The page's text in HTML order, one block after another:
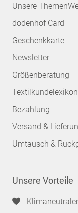
Unsere
dodenhof Card
Geschenkkarte
Newsletter
Größenberatung
Textilkundelexikon
Bezahlung
Versand &
Umtausch &
Unsere Vorteile